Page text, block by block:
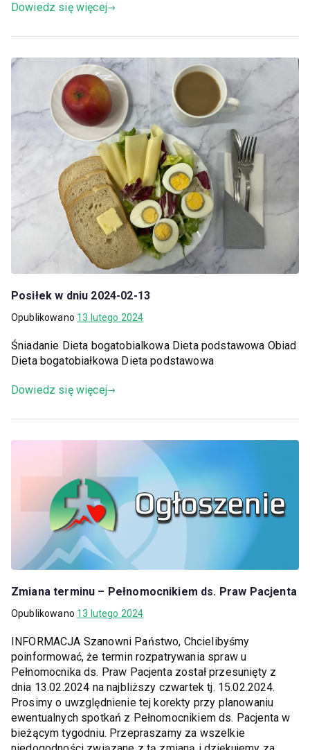
Dowiedz się więcej
Posiłek w dniu 2024-02-13
Opublikowano 13 lutego 2024
Śniadanie Dieta bogatobialkowa Dieta podstawowa Obiad
Dieta bogatobiałkowa Dieta podstawowa
Dowiedz się więcej
Zmiana terminu – Pełnomocnikiem ds. Praw Pacjenta
Opublikowano 13 lutego 2024
INFORMACJA Szanowni Państwo, Chcielibyśmy
poinformować, że termin rozpatrywania spraw u
Pełnomocnika ds. Praw Pacjenta został przesunięty z
dnia 13.02.2024 na najbliższy czwartek tj. 15.02.2024.
Prosimy o uwzględnienie tej korekty przy planowaniu
ewentualnych spotkań z Pełnomocnikiem ds. Pacjenta w
bieżącym tygodniu. Przepraszamy za wszelkie